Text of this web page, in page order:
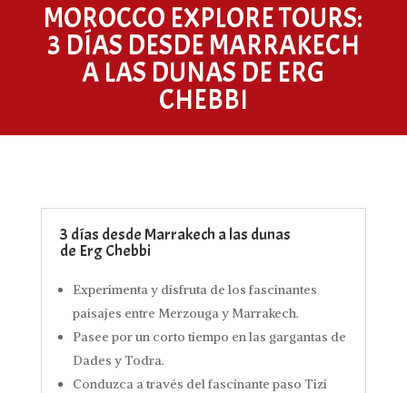
MOROCCO EXPLORE TOURS:
3 DÍAS DESDE MARRAKECH
A LAS DUNAS DE ERG
CHEBBI
3 días desde Marrakech a las dunas
de Erg Chebbi
Experimenta y disfruta de los fascinantes
paisajes entre Merzouga y Marrakech.
Pasee por un corto tiempo en las gargantas de
Dades y Todra.
Conduzca a través del fascinante paso Tizi